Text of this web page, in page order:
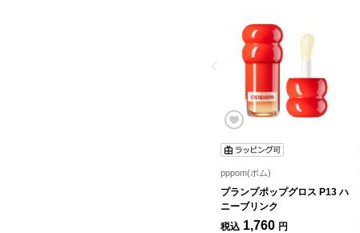
pppom(ポム)
プランプポップグロス P13 ハ
ニーブリンク
税込 1,760 円